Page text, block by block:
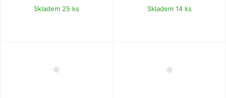
Skladem 25 ks
na tkaninách, možnost vertikálního
napařování, světelná kontrolka
Skladem 14 ks